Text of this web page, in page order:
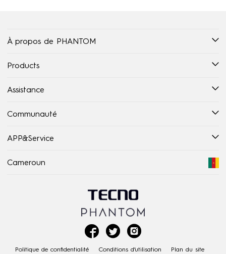
À propos de PHANTOM
Products
Assistance
Communauté
APP&Service
Cameroun
  
Politique de confidentialité Conditions d’utilisation Plan du site